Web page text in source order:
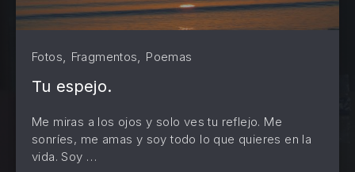
Fotos Fragmentos Poemas
Tu espejo.
Me miras a los ojos y solo ves tu reflejo. Me
sonríes, me amas y soy todo lo que quieres en la
vida. Soy …